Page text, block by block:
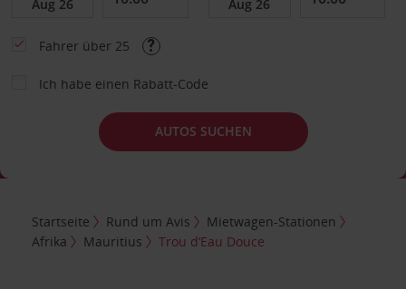
Fahrer über 25
Ich habe einen Rabatt-Code
AUTOS SUCHEN
Startseite Rund um Avis
Mietwagen-Stationen
Afrika
Mauritius Trou d’Eau Douce